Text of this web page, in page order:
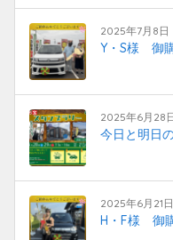
2025年7月8日
Y・S様 御
2025年6月28
今日と明日
2025年6月21日
H・F様 御